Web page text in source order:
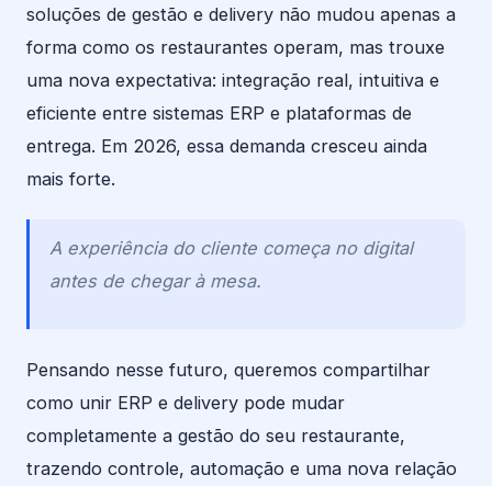
soluções de gestão e delivery não mudou apenas a
forma como os restaurantes operam, mas trouxe
uma nova expectativa: integração real, intuitiva e
eficiente entre sistemas ERP e plataformas de
entrega. Em 2026, essa demanda cresceu ainda
mais forte.
A experiência do cliente começa no digital
antes de chegar à mesa.
Pensando nesse futuro, queremos compartilhar
como unir ERP e delivery pode mudar
completamente a gestão do seu restaurante,
trazendo controle, automação e uma nova relação